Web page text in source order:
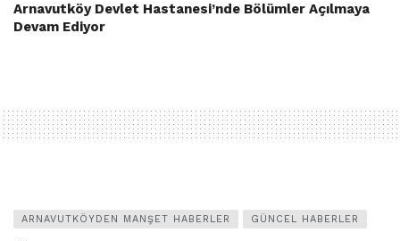
Arnavutköy Devlet Hastanesi’nde Bölümler Açılmaya
Devam Ediyor
ARNAVUTKÖYDEN MANŞET HABERLER GÜNCEL HABERLER